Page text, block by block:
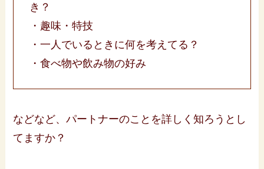
き？
・趣味・特技
・一人でいるときに何を考えてる？
・食べ物や飲み物の好み
などなど、パートナーのことを詳しく知ろうとし
てますか？